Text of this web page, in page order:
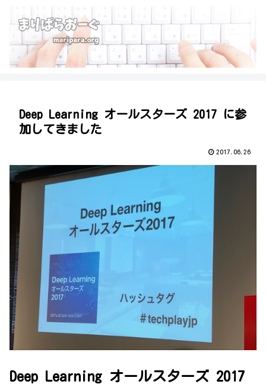
Deep Learning オールスターズ 2017 に参
加してきました
2017.06.26
Deep Learning オールスターズ 2017